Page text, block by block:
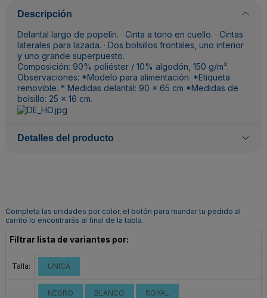
Descripción
Delantal largo de popelín. · Cinta a tono en cuello. · Cintas
laterales para lazada. · Dos bolsillos frontales, uno interior
y uno grande superpuesto.
Composición: 90% poliéster / 10% algodón, 150 g/m².
Observaciones: *Modelo para alimentación. *Etiqueta
removible. * Medidas delantal: 90 x 65 cm *Medidas de
bolsillo: 25 x 16 cm.
Detalles del producto
Completa las unidades por color, el botón para mandar tu pedido al
carrito lo encontrarás al final de la tabla.
Filtrar lista de variantes por:
Talla: UNICA
NEGRO BLANCO ROYAL